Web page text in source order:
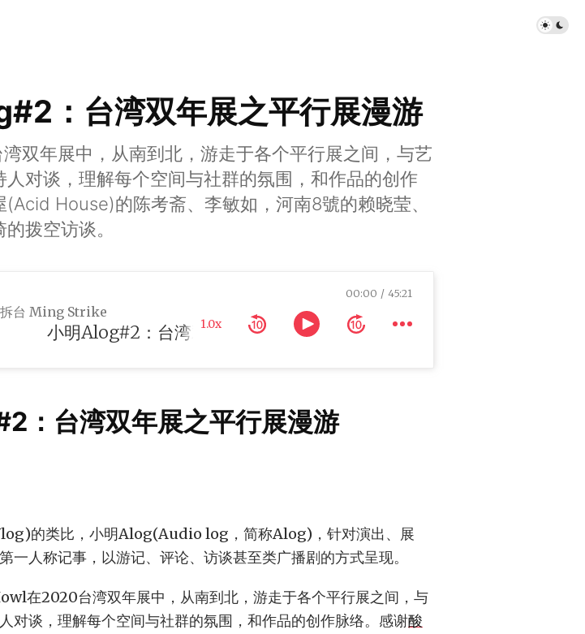
：台湾双年展之平行展漫游
双年展中，从南到北，游走于各个平行展之间，与艺
人对谈，理解每个空间与社群的氛围，和作品的创作
(Acid House)的陈考斋、李敏如，河南8號的赖晓莹、
拨空访谈。
台 Ming Strike
1.0x
00:00 45:21
：台湾双年展之平行展漫游
的类比，小明Alog(Audio log，简称Alog)，针对演出、展
一人称记事，以游记、评论、访谈甚至类广播剧的方式呈现。
在2020台湾双年展中，从南到北，游走于各个平行展之间，与
对谈，理解每个空间与社群的氛围，和作品的创作脉络。感谢酸